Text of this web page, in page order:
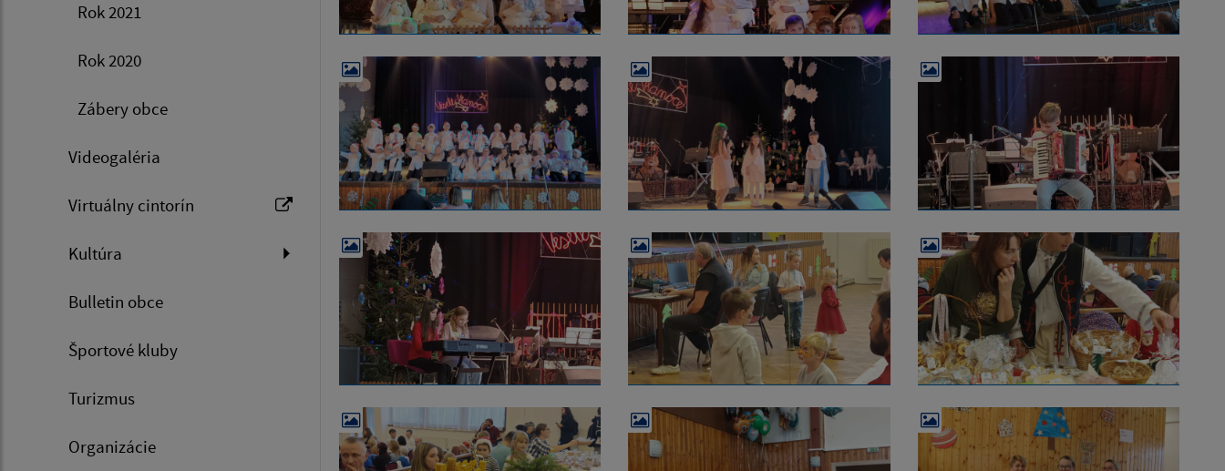
Rok 2021
Rok 2020
Zábery obce
Videogaléria
Virtuálny cintorín
Kultúra
Bulletin obce
Športové kluby
Turizmus
Organizácie